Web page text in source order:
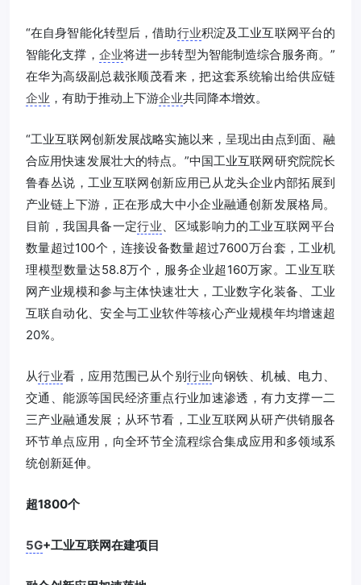
“在自身智能化转型后，借助行业积淀及工业互联网平台的
智能化支撑， 企业将进一步转型为智能制造综合服务商。”
在华为高级副总裁张顺茂看来，把这套系统输出给供应链
企业 ，有助于推动上下游企业共同降本增效。
“工业互联网创新发展战略实施以来，呈现出由点到面、融
合应用快速发展壮大的特点。”中国工业互联网研究院院长
鲁春丛说，工业互联网创新应用已从龙头企业内部拓展到
产业链上下游，正在形成大中小企业融通创新发展格局。
目前，我国具备一定行业、区域影响力的工业互联网平台
数量超过100个，连接设备数量超过7600万台套，工业机
理模型数量达58.8万个，服务企业超160万家。工业互联
网产业规模和参与主体快速壮大，工业数字化装备、工业
互联自动化、安全与工业软件等核心产业规模年均增速超
20%。
从行业看，应用范围已从个别行业向钢铁、机械、电力、
交通、能源等国民经济重点行业加速渗透，有力支撑一二
三产业融通发展；从环节看，工业互联网从研产供销服各
环节单点应用，向全环节全流程综合集成应用和多领域系
统创新延伸。
超1800个
5G+工业互联网在建项目